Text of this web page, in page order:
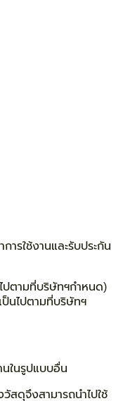
าการใช้งานและรับประกัน
ปตามที่บริษัทฯกำหนด)
ป็นไปตามที่บริษัทฯ
นในรูปแบบอื่น
ดุจึงสามารถนำไปใช้